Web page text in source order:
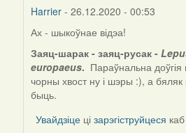
Harrier - 26.12.2020 - 00:53
In
reply
to
by
Feather
Ах - шыкоўнае відэа!
Заяц-шарак - заяц-русак -
europaeus. Параўнальна
чорны хвост ну і шэры :), а
быць.
Увайдзіце цізарэгіструйцеся